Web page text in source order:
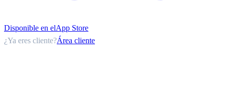
Disponible en elApp Store
¿Ya eres cliente?Área cliente